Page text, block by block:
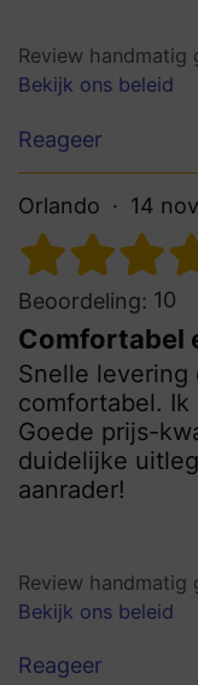
Review handmatig
Bekijk ons beleid
Reageer
Orlando 14
Beoordeling: 10
Comfortabel
Snelle
comfortabel. Ik
Goede prijs-
duidelijke
aanrader!
Review handmatig
Bekijk ons beleid
Reageer